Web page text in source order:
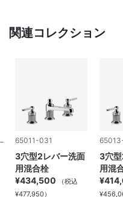
関連コレクション
65011-031
3穴型2レバー洗面
用混合栓
¥434,500
（税込
¥477,950）
3穴
用混